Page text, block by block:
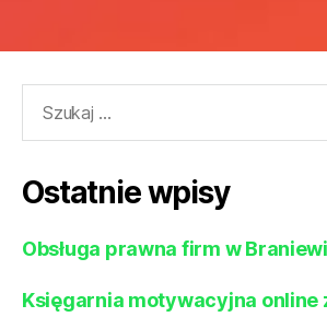
Ostatnie wpisy
Obsługa prawna firm w
Księgarnia motywacyjna online